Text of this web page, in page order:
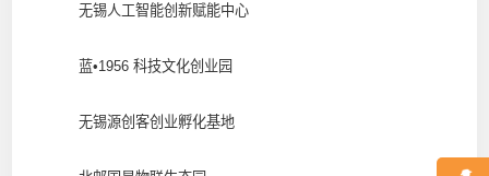
无锡人工智能创新赋能中心
蓝•1956 科技文化创业园
无锡源创客创业孵化基地